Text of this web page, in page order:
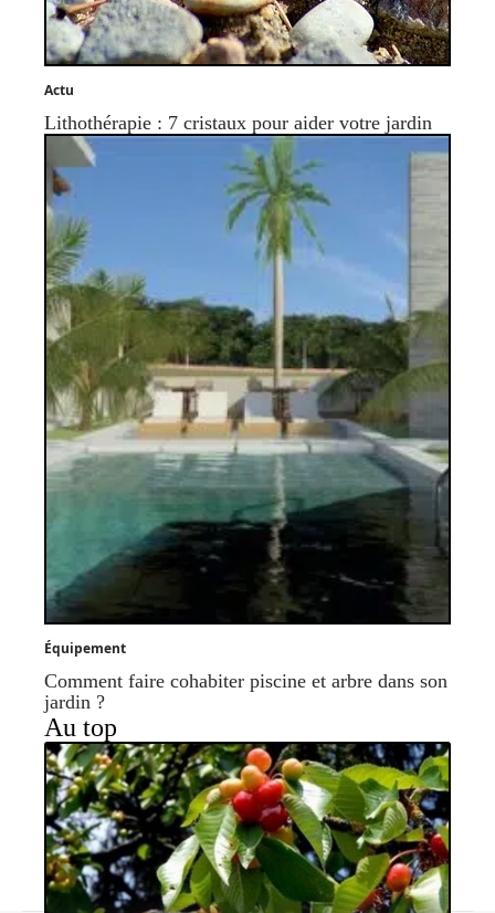
Actu
Lithothérapie : 7 cristaux pour aider votre jardin
Équipement
Comment faire cohabiter piscine et arbre dans son
jardin ?
Au top